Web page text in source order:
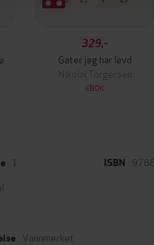
329,-
Gater jeg har levd
Nikolai Torgersen
EBOK
1
Vannmerket
ISBN